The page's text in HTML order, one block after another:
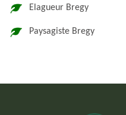
Elagueur Bregy
Paysagiste Bregy